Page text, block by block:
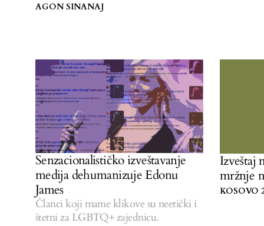
AGON SINANAJ
Senzacionalističko izveštavanje
medija dehumanizuje Edonu
James
Članci koji mame klikove su neetički i
štetni za LGBTQ+ zajednicu.
Izveštaj
mržnje
KOSOVO